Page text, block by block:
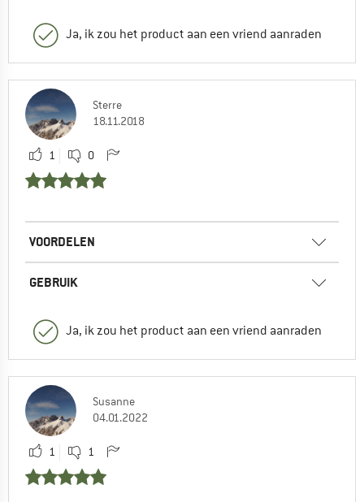
Ja, ik zou het product aan een vriend aanraden
Sterre
18.11.2018
1 0
VOORDELEN
GEBRUIK
Ja, ik zou het product aan een vriend aanraden
Susanne
04.01.2022
1 1